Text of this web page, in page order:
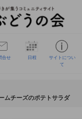
合せ 日程
サイトについ
て
ムチーズのポテトサラダ